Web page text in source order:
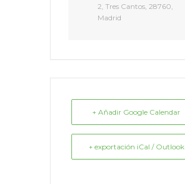
2, Tres Cantos, 28760,
Madrid
+ Añadir Google Calendar
+ exportación iCal / Outlook